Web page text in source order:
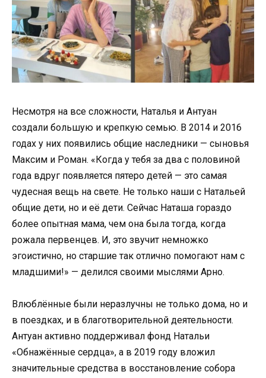
Несмотря на все сложности, Наталья и Антуан
создали большую и крепкую семью. В 2014 и 2016
годах у них появились общие наследники — сыновья
Максим и Роман. «Когда у тебя за два с половиной
года вдруг появляется пятеро детей — это самая
чудесная вещь на свете. Не только наши с Натальей
общие дети, но и её дети. Сейчас Наташа гораздо
более опытная мама, чем она была тогда, когда
рожала первенцев. И, это звучит немножко
эгоистично, но старшие так отлично помогают нам с
младшими!» — делился своими мыслями Арно.
Влюблённые были неразлучны не только дома, но и
в поездках, и в благотворительной деятельности.
Антуан активно поддерживал фонд Натальи
«Обнажённые сердца», а в 2019 году вложил
значительные средства в восстановление собора